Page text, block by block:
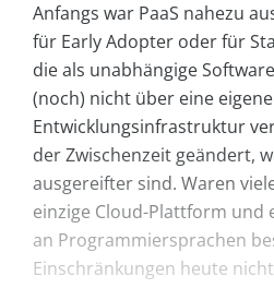
Anfangs war PaaS nahezu
für Early Adopter oder für
die als unabhängige
(noch) nicht über eine eigene
Entwicklungsinfrastruktur
der Zwischenzeit geändert,
ausgereifter sind. Waren
einzige Cloud-Plattform und
an Programmiersprachen
Einschränkungen heute